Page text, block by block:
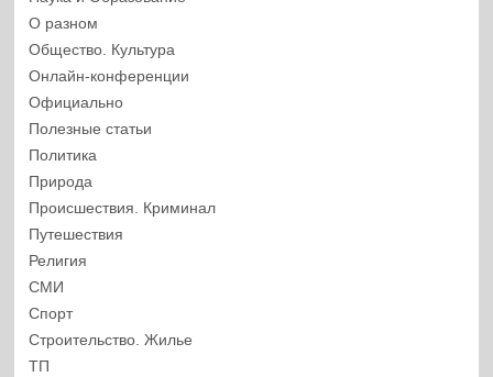
О разном
Общество. Культура
Онлайн-конференции
Официально
Полезные статьи
Политика
Природа
Происшествия. Криминал
Путешествия
Религия
СМИ
Спорт
Строительство. Жилье
ТП